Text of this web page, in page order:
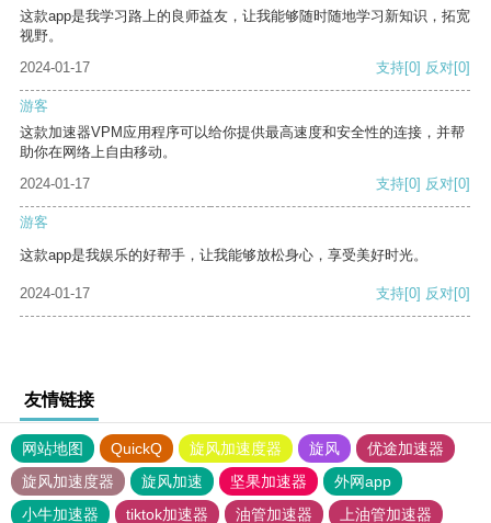
这款app是我学习路上的良师益友，让我能够随时随地学习新知识，拓宽
视野。
2024-01-17
支持[0] 反对[0]
游客
这款加速器VPM应用程序可以给你提供最高速度和安全性的连接，并帮
助你在网络上自由移动。
2024-01-17
支持[0] 反对[0]
游客
这款app是我娱乐的好帮手，让我能够放松身心，享受美好时光。
2024-01-17 支持[0] 反对[0]
友情链接
网站地图 QuickQ 旋风加速度器 旋风
优途加速器
旋风加速度器
旋风加速 坚果加速器
外网app
小牛加速器
tiktok加速器 油管加速器 上油管加速器